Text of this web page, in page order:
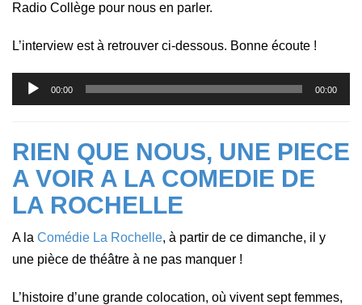
Radio Collège pour nous en parler.
L’interview est à retrouver ci-dessous. Bonne écoute !
Lecteur
audio
00:00 00:00
RIEN QUE NOUS, UNE PIECE
A VOIR A LA COMEDIE DE
LA ROCHELLE
A la Comédie La Rochelle, à partir de ce dimanche, il y
une pièce de théâtre à ne pas manquer !
L’histoire d’une grande colocation, où vivent sept femmes,